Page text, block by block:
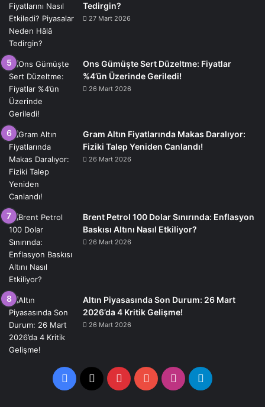
Tedirgin?
27 Mart 2026
Ons Gümüşte Sert Düzeltme: Fiyatlar
%4’ün Üzerinde Geriledi!
26 Mart 2026
Gram Altın Fiyatlarında Makas Daralıyor:
Fiziki Talep Yeniden Canlandı!
26 Mart 2026
Brent Petrol 100 Dolar Sınırında: Enflasyon
Baskısı Altını Nasıl Etkiliyor?
26 Mart 2026
Altın Piyasasında Son Durum: 26 Mart
2026’da 4 Kritik Gelişme!
26 Mart 2026
Facebook PinterestYouTubeInstagramTelegram